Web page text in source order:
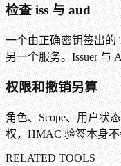
检查 iss 与 aud
一个由正确密钥签出的
另一个服务。Issuer 与
权限和撤销另算
角色、Scope、用户状
权，HMAC 验签本身
RELATED TOOLS